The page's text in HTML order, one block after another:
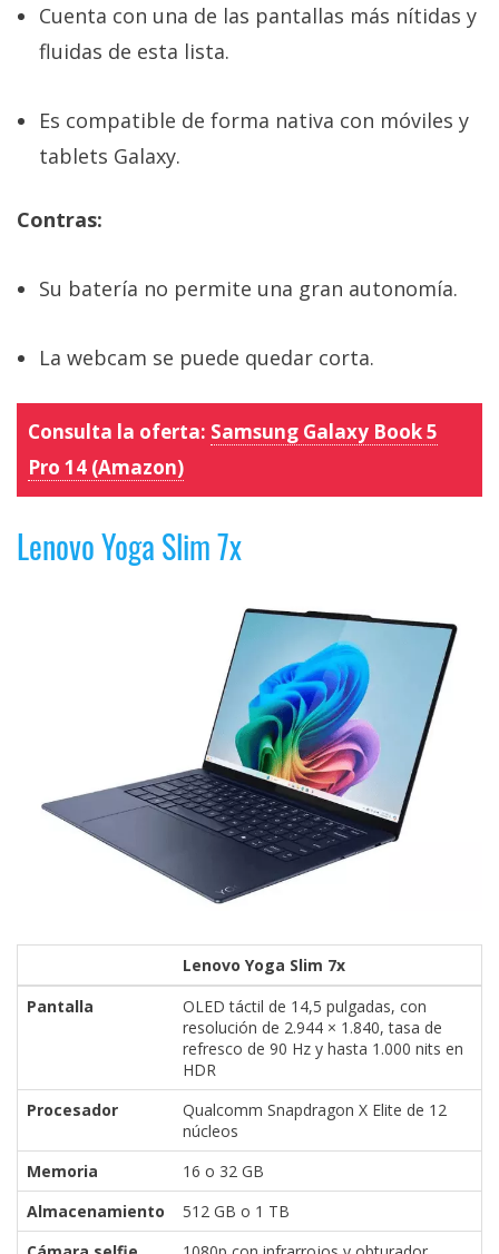
Cuenta con una de las pantallas más nítidas y
fluidas de esta lista.
Es compatible de forma nativa con móviles y
tablets Galaxy.
Contras:
Su batería no permite una gran autonomía.
La webcam se puede quedar corta.
Consulta la oferta: Samsung Galaxy Book 5
Pro 14 (Amazon)
Lenovo Yoga Slim 7x
Lenovo Yoga Slim 7x
Pantalla
OLED táctil de 14,5 pulgadas, con
resolución de 2.944 × 1.840, tasa de
refresco de 90 Hz y hasta 1.000 nits en
HDR
Procesador
Qualcomm Snapdragon X Elite de 12
núcleos
Memoria
16 o 32 GB
Almacenamiento
512 GB o 1 TB